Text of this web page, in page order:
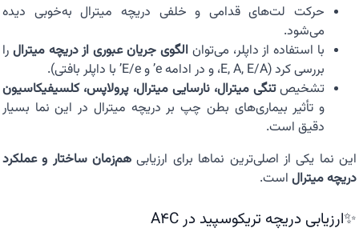
حرکت لت‌های قدامی و خلفی دریچه میترال به‌خوبی دیده
می‌شود.
با استفاده از داپلر، می‌توانالگوی جریان عبوری از دریچه میترال را
بررسی کرد (E, A, E/A، و در ادامه e’ و E/e’ با داپلر بافتی).
تشخیصتنگی میترال، نارسایی میترال، پرولاپس، کلسیفیکاسیون
و تأثیر بیماری‌های بطن چپ بر دریچه میترال در این نما بسیار
دقیق است.
این نما یکی از اصلی‌ترین نماها برای ارزیابی هم‌زمان ساختار و عملکرد
دریچه میترال است.
✨ارزیابی دریچه تریکوسپید در A4C